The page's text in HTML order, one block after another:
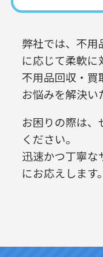
弊社では、不用
に応じて柔軟に
不用品回収・買
お悩みを解決い
お困りの際は
ください。
迅速かつ丁寧な
にお応えします。